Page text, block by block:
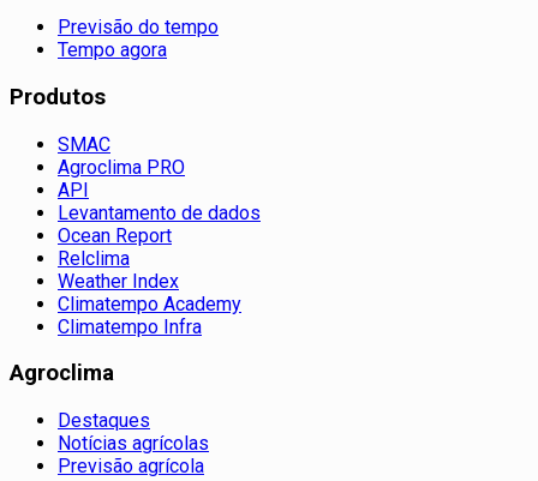
Previsão do tempo
Tempo agora
Produtos
SMAC
Agroclima PRO
API
Levantamento de dados
Ocean Report
Relclima
Weather Index
Climatempo Academy
Climatempo Infra
Agroclima
Destaques
Notícias agrícolas
Previsão agrícola